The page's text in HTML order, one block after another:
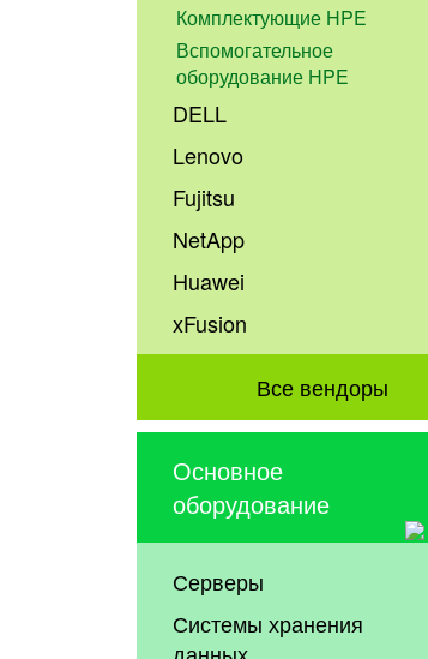
Комплектующие HPE
Вспомогательное
оборудование HPE
DELL
Lenovo
Fujitsu
NetApp
Huawei
xFusion
Все вендоры
Основное
оборудование
Серверы
Системы хранения